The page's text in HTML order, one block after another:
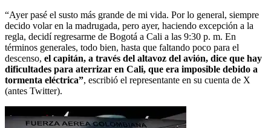
“Ayer pasé el susto más grande de mi vida. Por lo general, siempre
decido volar en la madrugada, pero ayer, haciendo excepción a la
regla, decidí regresarme de Bogotá a Cali a las 9:30 p. m. En
términos generales, todo bien, hasta que faltando poco para el
descenso, el capitán, a través del altavoz del avión, dice que hay
dificultades para aterrizar en Cali, que era imposible debido a
tormenta eléctrica”, escribió el representante en su cuenta de X
(antes Twitter).